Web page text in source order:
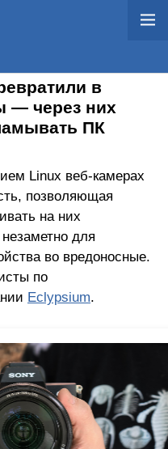
в
— через них
ПК
Linux веб-камерах
позволяющая
на них
для
во вредоносные.
по
Eclypsium.